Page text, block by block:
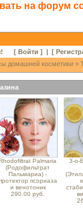
на форум
[ Войти ] | [
домашней косметики »
Palmaria
(Родофильтрат
Пальмариа) -
псориаза
и венотоник
290.00 руб.
3-o-